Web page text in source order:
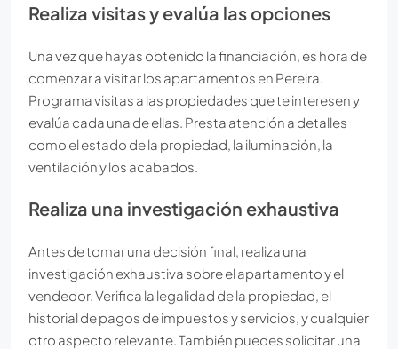
Realiza visitas y evalúa las opciones
Una vez que hayas obtenido la financiación, es hora de
comenzar a visitar los apartamentos en Pereira.
Programa visitas a las propiedades que te interesen y
evalúa cada una de ellas. Presta atención a detalles
como el estado de la propiedad, la iluminación, la
ventilación y los acabados.
Realiza una investigación exhaustiva
Antes de tomar una decisión final, realiza una
investigación exhaustiva sobre el apartamento y el
vendedor. Verifica la legalidad de la propiedad, el
historial de pagos de impuestos y servicios, y cualquier
otro aspecto relevante. También puedes solicitar una